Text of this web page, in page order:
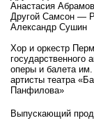
Анастасия
Другой Самсон —
Александр Сушин
Хор и оркестр
государственного
оперы и балета
артисты театра
Панфилова»
Выпускающий